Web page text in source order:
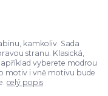
kamkoliv. Sada
stranu. Klasická,
vyberete modrou
motiv i vně motivu bude
celý popis